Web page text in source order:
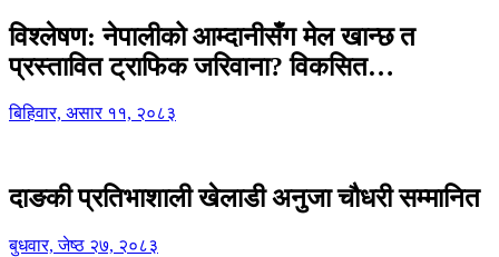
विश्लेषण: नेपालीको आम्दानीसँग मेल खान्छ त
प्रस्तावित ट्राफिक जरिवाना? विकसित…
बिहिवार, असार ११, २०८३
दाङकी प्रतिभाशाली खेलाडी अनुजा चौधरी सम्मानित
बुधवार, जेष्ठ २७, २०८३